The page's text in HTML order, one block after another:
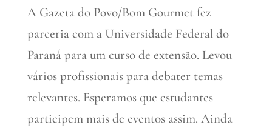
A Gazeta do Povo/Bom Gourmet fez
parceria com a Universidade Federal do
Paraná para um curso de extensão. Levou
vários profissionais para debater temas
relevantes. Esperamos que estudantes
participem mais de eventos assim. Ainda